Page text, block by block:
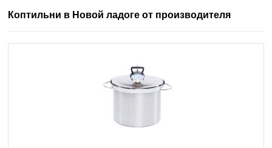
Коптильни в Новой ладоге от производителя